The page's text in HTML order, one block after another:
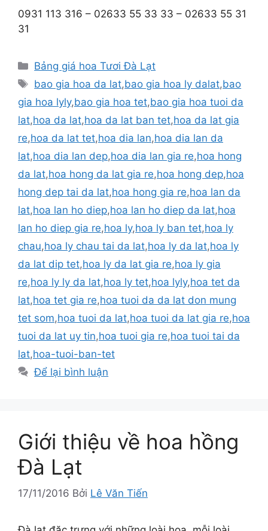
0931 113 316 – 02633 55 33 33 – 02633 55 31
31
Danh
mục
Bảng giá hoa Tươi Đà Lạt
Thẻ
bao gia hoa da lat,bao gia hoa ly dalat,bao
gia hoa lyly,bao gia hoa tet,bao gia hoa tuoi da
lat,hoa da lat,hoa da lat ban tet,hoa da lat gia
re,hoa da lat tet,hoa dia lan,hoa dia lan da
lat,hoa dia lan dep,hoa dia lan gia re,hoa hong
da lat,hoa hong da lat gia re,hoa hong dep,hoa
hong dep tai da lat,hoa hong gia re,hoa lan da
lat,hoa lan ho diep,hoa lan ho diep da lat,hoa
lan ho diep gia re,hoa ly,hoa ly ban tet,hoa ly
chau,hoa ly chau tai da lat,hoa ly da lat,hoa ly
da lat dip tet,hoa ly da lat gia re,hoa ly gia
re,hoa ly ly da lat,hoa ly tet,hoa lyly,hoa tet da
lat,hoa tet gia re,hoa tuoi da da lat don mung
tet som,hoa tuoi da lat,hoa tuoi da lat gia re,hoa
tuoi da lat uy tin,hoa tuoi gia re,hoa tuoi tai da
lat,hoa-tuoi-ban-tet
Để lại bình luận
Giới thiệu về hoa hồng
Đà Lạt
17/11/2016 Bởi Lê Văn Tiến